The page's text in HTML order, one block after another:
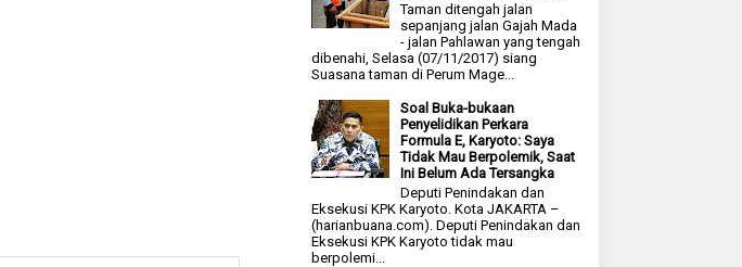
Taman ditengah jalan
sepanjang jalan Gajah Mada
- jalan Pahlawan yang tengah
dibenahi, Selasa (07/11/2017) siang
Suasana taman di Perum Mage...
Soal Buka-bukaan
Penyelidikan Perkara
Formula E, Karyoto: Saya
Tidak Mau Berpolemik, Saat
Ini Belum Ada Tersangka
Deputi Penindakan dan
Eksekusi KPK Karyoto. Kota JAKARTA –
(harianbuana.com). Deputi Penindakan dan
Eksekusi KPK Karyoto tidak mau
berpolemi...